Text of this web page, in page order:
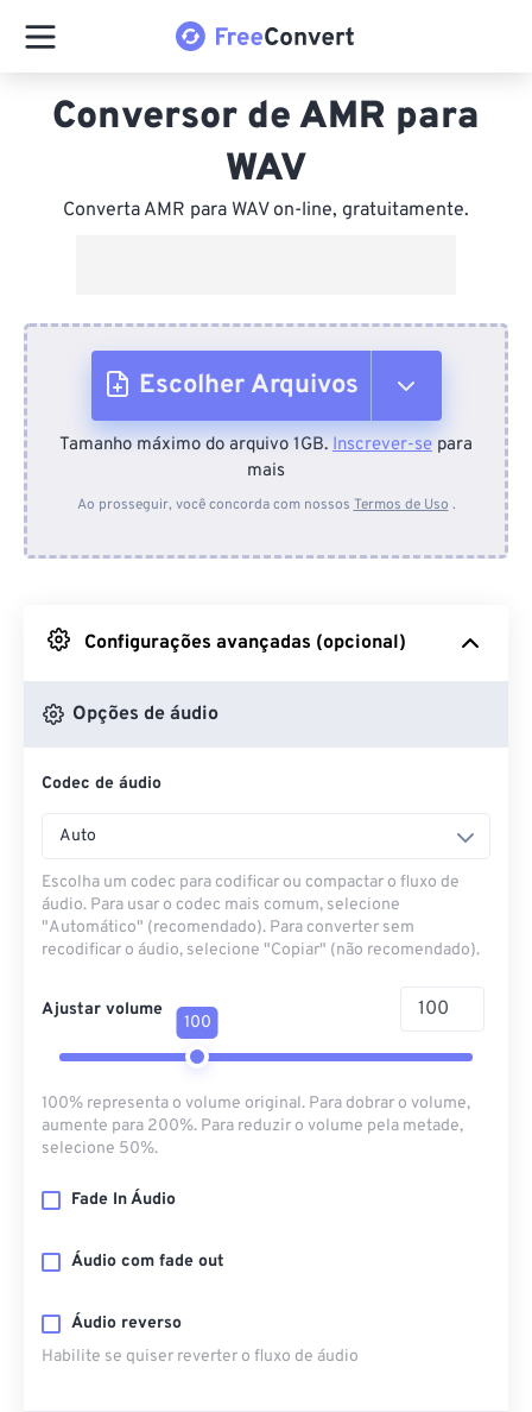
Conversor de AMR para
WAV
Converta AMR para WAV on-line, gratuitamente.
Escolher Arquivos
Do dispositivo
Do Google Drive
Do OneDrive
Tamanho máximo do arquivo 1GB. Inscrever-se para
mais
Ao prosseguir, você concorda com nossos Termos de Uso .
Configurações avançadas (opcional)
Opções de áudio
Codec de áudio
Auto
Escolha um codec para codificar ou compactar o fluxo de
áudio. Para usar o codec mais comum, selecione
"Automático" (recomendado). Para converter sem
recodificar o áudio, selecione "Copiar" (não recomendado).
Ajustar volume
100
100% representa o volume original. Para dobrar o volume,
aumente para 200%. Para reduzir o volume pela metade,
selecione 50%.
Fade In Áudio
Áudio com fade out
Áudio reverso
Habilite se quiser reverter o fluxo de áudio